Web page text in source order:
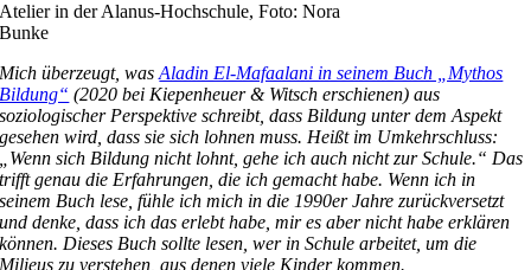
Atelier in der Alanus-Hochschule, Foto: Nora
Bunke
Mich überzeugt, wasAladin El-Mafaalani in seinem Buch „Mythos
Bildung“ (2020 bei Kiepenheuer & Witsch erschienen) aus
soziologischer Perspektive schreibt, dass Bildung unter dem Aspekt
gesehen wird, dass sie sich lohnen muss. Heißt im Umkehrschluss:
„Wenn sich Bildung nicht lohnt, gehe ich auch nicht zur Schule.“ Das
trifft genau die Erfahrungen, die ich gemacht habe. Wenn ich in
seinem Buch lese, fühle ich mich in die 1990er Jahre zurückversetzt
und denke, dass ich das erlebt habe, mir es aber nicht habe erklären
können. Dieses Buch sollte lesen, wer in Schule arbeitet, um die
Milieus zu verstehen, aus denen viele Kinder kommen.